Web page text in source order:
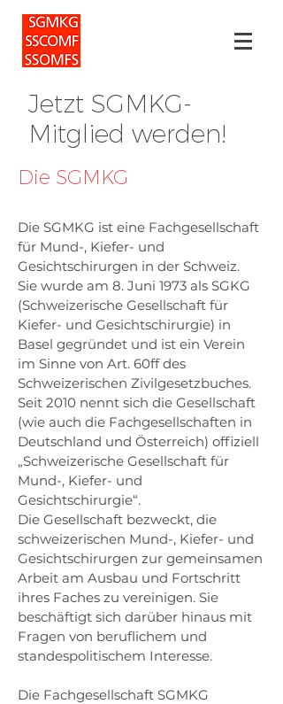
Jetzt SGMKG-
Mitglied werden!
Die SGMKG
Die SGMKG ist eine Fachgesellschaft
für Mund-, Kiefer- und
Gesichtschirurgen in der Schweiz.
Sie wurde am 8. Juni 1973 als SGKG
(Schweizerische Gesellschaft für
Kiefer- und Gesichtschirurgie) in
Basel gegründet und ist ein Verein
im Sinne von Art. 60ff des
Schweizerischen Zivilgesetzbuches.
Seit 2010 nennt sich die Gesellschaft
(wie auch die Fachgesellschaften in
Deutschland und Österreich) offiziell
„Schweizerische Gesellschaft für
Mund-, Kiefer- und
Gesichtschirurgie“.
Die Gesellschaft bezweckt, die
schweizerischen Mund-, Kiefer- und
Gesichtschirurgen zur gemeinsamen
Arbeit am Ausbau und Fortschritt
ihres Faches zu vereinigen. Sie
beschäftigt sich darüber hinaus mit
Fragen von beruflichem und
standespolitischem Interesse.
Die Fachgesellschaft SGMKG